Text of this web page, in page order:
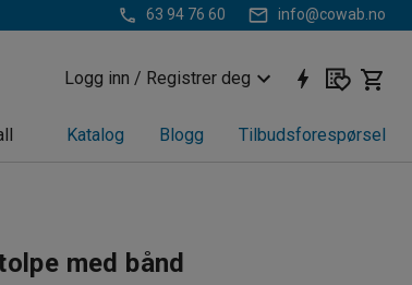
63 94 76 60 info@cowab.no
Logg inn / Registrer deg
Katalog Blogg Tilbudsforespørsel
med bånd